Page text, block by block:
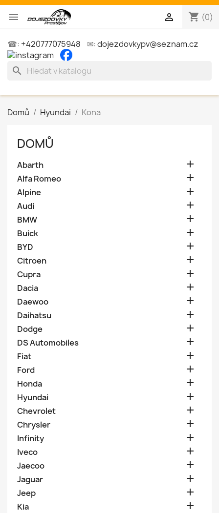
 shopping_cart (0)

☎: +420777075948 ✉:dojezdovkypv@seznam.cz
search
Domů Hyundai Kona
DOMŮ
Abarth 
Alfa Romeo 
Alpine 
Audi 
BMW 
Buick 
BYD 
Citroen 
Cupra 
Dacia 
Daewoo 
Daihatsu 
Dodge 
DS Automobiles 
Fiat 
Ford 
Honda 
Hyundai 
Chevrolet 
Chrysler 
Infinity 
Iveco 
Jaecoo 
Jaguar 
Jeep 
Kia 